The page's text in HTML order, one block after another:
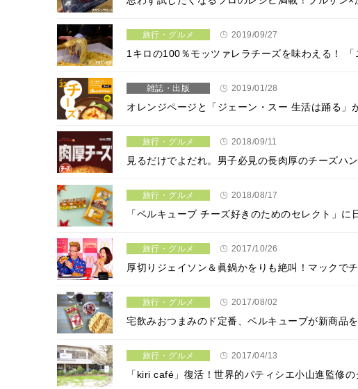
旅行・グルメ 2019/09/27
1キロの100％モッツァレラチーズを味わえる！
雑誌・出版 2019/01/28
オレンジページと「ジェーン・スー 生活は踊る
旅行・グルメ 2018/09/11
見るだけでよだれ。男子必見の長肉厚のチーズハ
旅行・グルメ 2018/08/17
「ベルキューブ チーズ好きのためのセレクト」
旅行・グルメ 2017/10/26
厚切りジェイソン＆眞鍋かをりも絶叫！マックで
旅行・グルメ 2017/08/02
宅飲みおつまみのド定番、ベルキューブが新商品を
旅行・グルメ 2017/04/13
「kiri café」復活！世界的パティシエ小山進監修